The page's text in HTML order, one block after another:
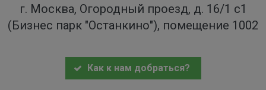
г. Москва, Огородный проезд, д. 16/1 с1
(Бизнес парк "Останкино"), помещение 1002
Как к нам добраться?